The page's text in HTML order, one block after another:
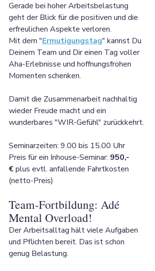
Gerade bei hoher Arbeitsbelastung
geht der Blick für die positiven und die
erfreulichen Aspekte verloren.
Mit dem "Ermutigungstag" kannst Du
Deinem Team und Dir einen Tag voller
Aha-Erlebnisse und hoffnungsfrohen
Momenten schenken.
Damit die Zusammenarbeit nachhaltig
wieder Freude macht und ein
wunderbares "WIR-Gefühl" zurückkehrt.
Seminarzeiten: 9.00 bis 15.00 Uhr
Preis für ein Inhouse-Seminar: 950,-
€ plus evtl. anfallende Fahrtkosten
(netto-Preis)
Team-Fortbildung: Adé
Mental Overload!
Der Arbeitsalltag hält viele Aufgaben
und Pflichten bereit. Das ist schon
genug Belastung.